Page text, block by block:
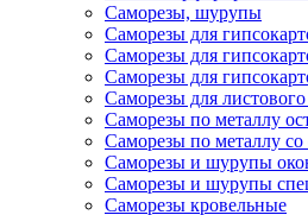
Саморезы, шурупы
Саморезы для
Саморезы для
Саморезы для
Саморезы для
Саморезы по металлу
Саморезы по металлу со
Саморезы и шурупы
Саморезы и шурупы
Саморезы кровельные